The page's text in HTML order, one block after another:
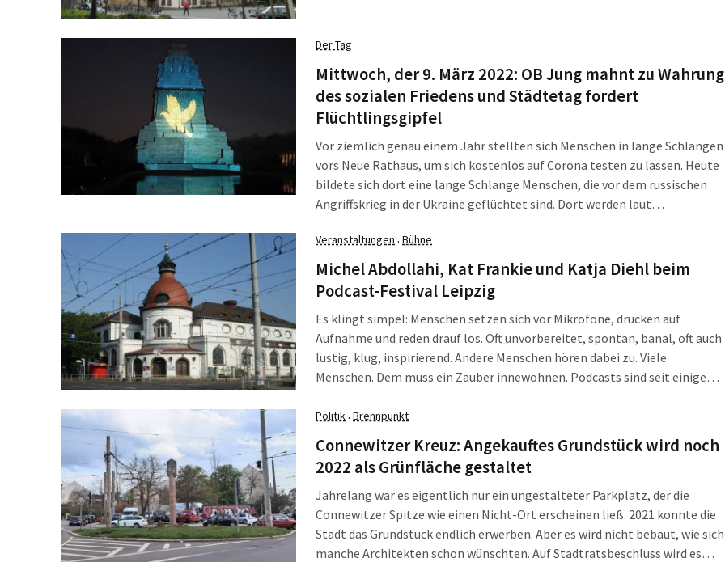
Der Tag
Mittwoch, der 9. März 2022: OB Jung mahnt zu Wahrung
des sozialen Friedens und Städtetag fordert
Flüchtlingsgipfel
Vor ziemlich genau einem Jahr stellten sich Menschen in lange Schlangen
vors Neue Rathaus, um sich kostenlos auf Corona testen zu lassen. Heute
bildete sich dort eine lange Schlange Menschen, die vor dem russischen
Angriffskrieg in der Ukraine geflüchtet sind. Dort werden laut
Behördenleistungen gebündelt, beispielsweise die des Amts
Bürgerservice, des […]
Veranstaltungen · Bühne
Michel Abdollahi, Kat Frankie und Katja Diehl beim
Podcast-Festival Leipzig
Es klingt simpel: Menschen setzen sich vor Mikrofone, drücken auf
Aufnahme und reden drauf los. Oft unvorbereitet, spontan, banal, oft auch
lustig, klug, inspirierend. Andere Menschen hören dabei zu. Viele
Menschen. Dem muss ein Zauber innewohnen. Podcasts sind seit einigen
alleine, im Auto oder auf […]
Politik· Brennpunkt
Connewitzer Kreuz: Angekauftes Grundstück wird noch
2022 als Grünfläche gestaltet
Jahrelang war es eigentlich nur ein ungestalteter Parkplatz, der die
Connewitzer Spitze wie einen Nicht-Ort erscheinen ließ. 2021 konnte die
Stadt das Grundstück endlich erwerben. Aber es wird nicht bebaut, wie sich
manche Architekten schon wünschten. Auf Stadtratsbeschluss wird es